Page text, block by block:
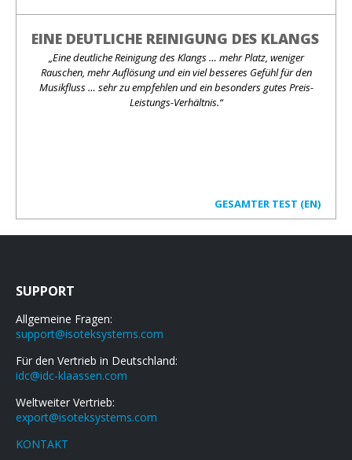
EINE DEUTLICHE REINIGUNG DES KLANGS
„Eine deutliche Reinigung des Klangs … mehr Platz, weniger
Rauschen, mehr Auflösung und ein viel besseres Gefühl für den
Musikfluss … sehr zu empfehlen und ein besonders gutes Preis-
Leistungs-Verhältnis.“
GESAMTER TEST (EN)
SUPPORT
Allgemeine Fragen:
support@isoteksystems.com
Für den Vertrieb in Deutschland:
idc@idc-klaassen.com
Weltweiter Vertrieb:
export@isoteksystems.com
KONTAKT